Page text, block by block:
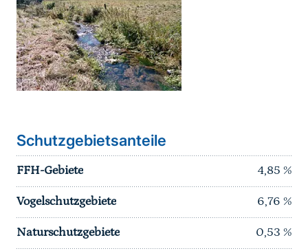
Schutzgebietsanteile
FFH-Gebiete 4,85 %
Vogelschutzgebiete 6,76 %
Naturschutzgebiete 0,53 %